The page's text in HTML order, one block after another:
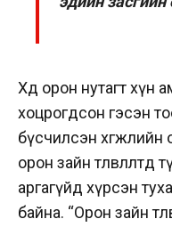
Хөдөө орон нутагт хүн
хоцрогдсон гэсэн
бүсчилсэн
орон зайн төлөвлөлтөд
аргагүйд хүрсэн
байна. “Орон зайн